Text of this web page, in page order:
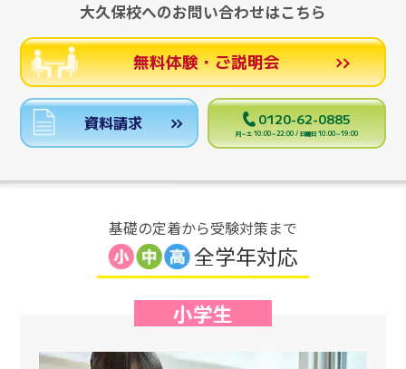
大久保校へのお問い合わせはこちら
無料体験・ご説明会
資料請求 0120-62-0885
月～土 10:00～22:00 / 日曜日 10:00～19:00
基礎の定着から受験対策まで
全学年対応
小学生